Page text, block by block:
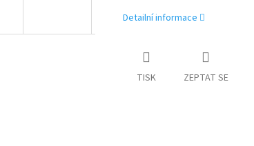
Detailní informace
TISK ZEPTAT SE